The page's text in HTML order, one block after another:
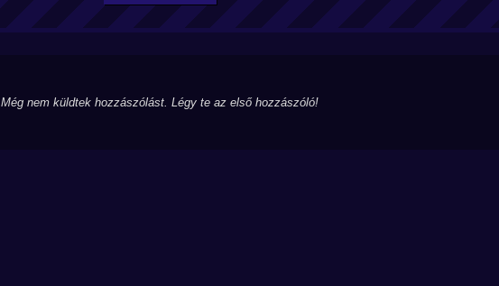
Még nem küldtek hozzászólást. Légy te az első hozzászóló!